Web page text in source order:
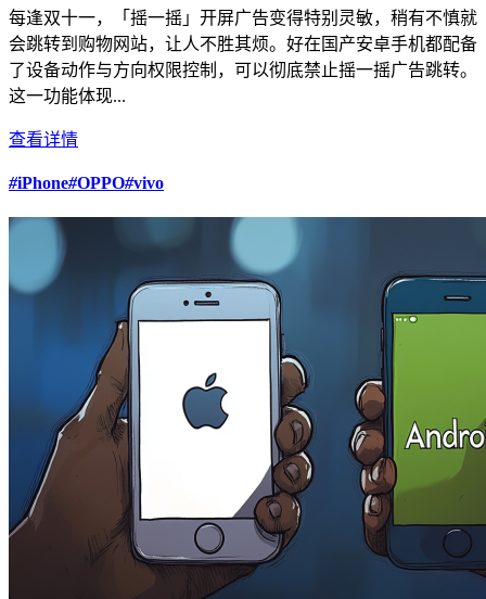
每逢双十一，「摇一摇」开屏广告变得特别灵敏，稍有不慎就
会跳转到购物网站，让人不胜其烦。好在国产安卓手机都配备
了设备动作与方向权限控制，可以彻底禁止摇一摇广告跳转。
这一功能体现...
查看详情
#iPhone#OPPO#vivo